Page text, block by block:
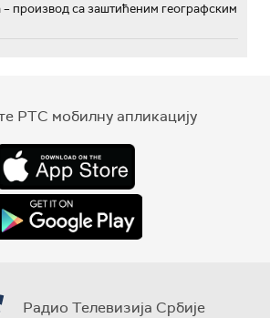
производ са заштићеним географским
РТС мобилну апликацију
Радио Телевизија Србије